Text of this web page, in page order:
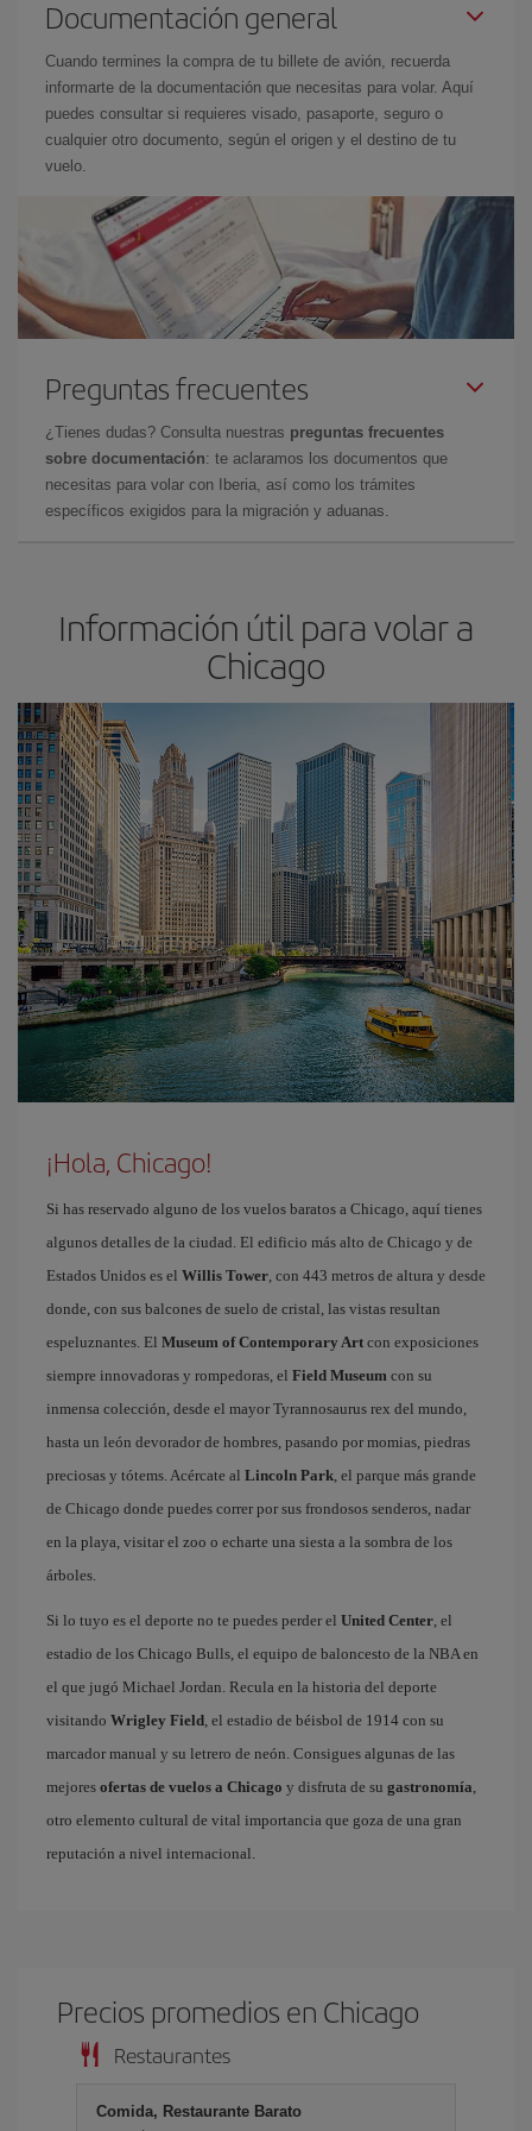
Documentación general
Cuando termines la compra de tu billete de avión, recuerda
informarte de la documentación que necesitas para volar. Aquí
puedes consultar si requieres visado, pasaporte, seguro o
cualquier otro documento, según el origen y el destino de tu
vuelo.
Preguntas frecuentes
¿Tienes dudas? Consulta nuestras preguntas frecuentes
sobre documentación: te aclaramos los documentos que
necesitas para volar con Iberia, así como los trámites
específicos exigidos para la migración y aduanas.
Información útil para volar a
Chicago
¡Hola, Chicago!
Si has reservado alguno de los vuelos baratos a Chicago, aquí tienes
algunos detalles de la ciudad. El edificio más alto de Chicago y de
Estados Unidos es el Willis Tower, con 443 metros de altura y desde
donde, con sus balcones de suelo de cristal, las vistas resultan
espeluznantes. El Museum of Contemporary Art con exposiciones
siempre innovadoras y rompedoras, el Field Museum con su
inmensa colección, desde el mayor Tyrannosaurus rex del mundo,
hasta un león devorador de hombres, pasando por momias, piedras
preciosas y tótems. Acércate al Lincoln Park, el parque más grande
de Chicago donde puedes correr por sus frondosos senderos, nadar
en la playa, visitar el zoo o echarte una siesta a la sombra de los
árboles.
Si lo tuyo es el deporte no te puedes perder el United Center, el
estadio de los Chicago Bulls, el equipo de baloncesto de la NBA en
el que jugó Michael Jordan. Recula en la historia del deporte
visitando Wrigley Field, el estadio de béisbol de 1914 con su
marcador manual y su letrero de neón. Consigues algunas de las
mejores ofertas de vuelos a Chicago y disfruta de su gastronomía,
otro elemento cultural de vital importancia que goza de una gran
reputación a nivel internacional.
Precios promedios en Chicago
Restaurantes
Comida, Restaurante Barato